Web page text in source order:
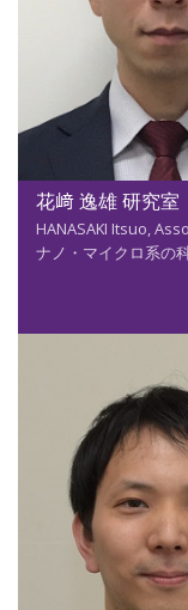
花﨑 逸雄 研究室
HANASAKI Itsuo,
ナノ・マイクロ系の